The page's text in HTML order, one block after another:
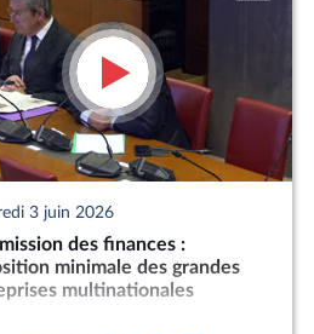
3 juin 2026
des finances :
minimale des grandes
multinationales